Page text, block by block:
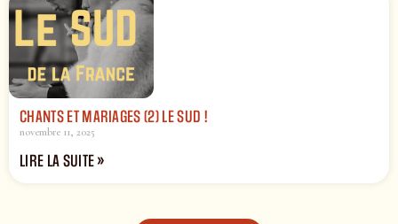
CHANTS ET MARIAGES (2) LE SUD !
novembre 11, 2025
LIRE LA SUITE »